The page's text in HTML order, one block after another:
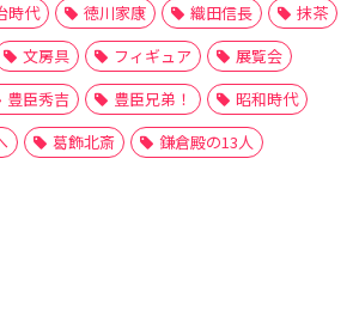
時代 徳川家康 織田信長
抹茶
文房具 フィギュア
展覧会
豊臣秀吉 豊臣兄弟！
昭和時代
葛飾北斎 鎌倉殿の13人